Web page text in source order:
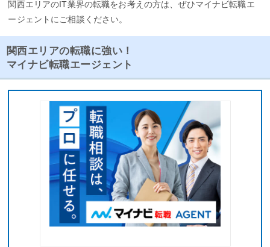
関西エリアのIT業界の転職をお考えの方は、ぜひマイナビ転職エ
ージェントにご相談ください。
関西エリアの転職に強い！
マイナビ転職エージェント